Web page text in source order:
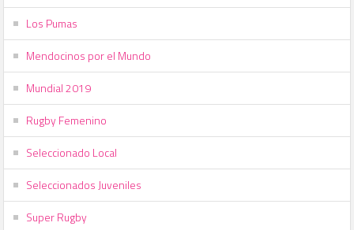
Los Pumas
Mendocinos por el Mundo
Mundial 2019
Rugby Femenino
Seleccionado Local
Seleccionados Juveniles
Super Rugby